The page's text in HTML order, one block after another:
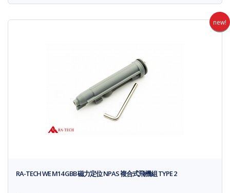
new!
RA-TECH WE M14 GBB 磁力定位 NPAS 複合式飛機組 TYPE 2